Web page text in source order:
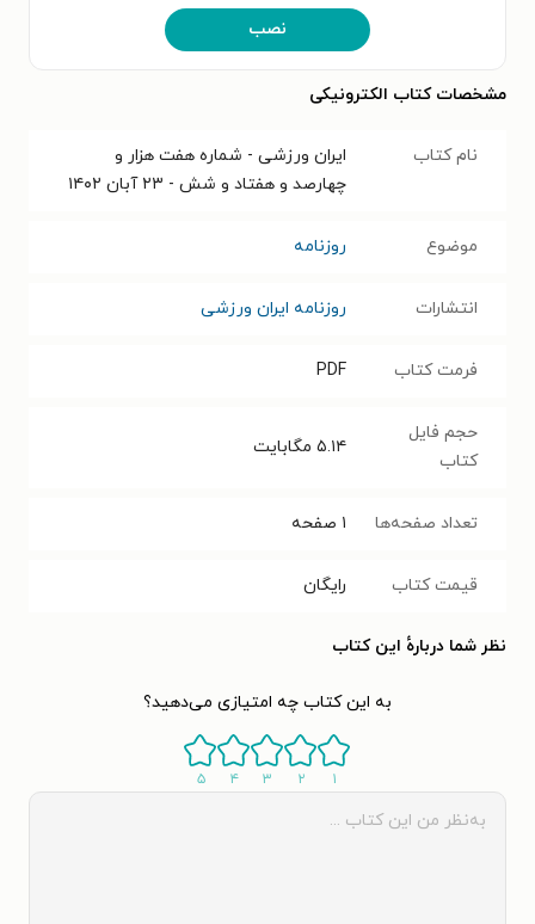
نصب
مشخصات کتاب الکترونیکی
نام کتاب
ایران ورزشی - شماره هفت هزار و
چهارصد و هفتاد و شش - ۲۳ آبان ۱۴۰۲
موضوع روزنامه
انتشارات روزنامه ایران ورزشی
فرمت کتاب PDF
حجم فایل
کتاب
۵.۱۴ مگابایت
تعداد صفحه‌ها ۱ صفحه
قیمت کتاب رایگان
نظر شما دربارهٔ این کتاب
به این کتاب چه امتیازی می‌دهید؟
۱ ۲ ۳ ۴ ۵